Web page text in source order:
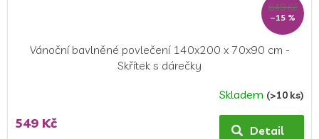
649 Kč
–15 %
Vánoční bavlněné povlečení 140x200 x 70x90 cm -
Skřítek s dárečky
produktu
Skladem (>10 ks)
549 Kč Detail